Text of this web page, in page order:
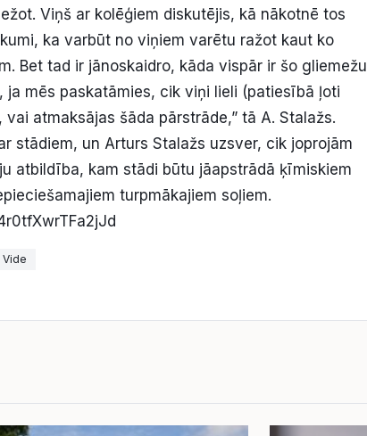
Viņš ar kolēģiem diskutējis, kā nākotnē tos
ka varbūt no viņiem varētu ražot kaut ko
Bet tad ir jānoskaidro, kāda vispār ir šo gliemežu
mēs paskatāmies, cik viņi lieli (patiesībā ļoti
atmaksājas šāda pārstrāde,” tā A. Stalažs.
stādiem, un Arturs Stalažs uzsver, cik joprojām
atbildība, kam stādi būtu jāapstrādā ķīmiskiem
turpmākajiem soļiem.
Vide